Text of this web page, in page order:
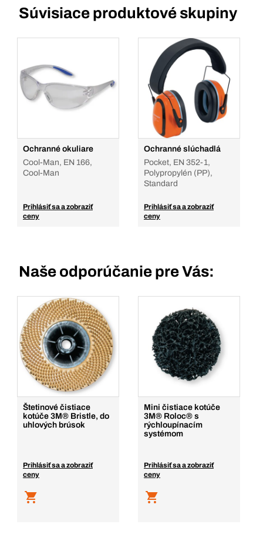
Súvisiace produktové skupiny
Ochranné okuliare
Cool-Man, EN 166,
Cool-Man
Prihlásiť sa a zobraziť
ceny
Ochranné slúchadlá
Pocket, EN 352-1,
Polypropylén (PP),
Standard
Prihlásiť sa a zobraziť
ceny
Naše odporúčanie pre Vás:
Štetinové čistiace
kotúče 3M® Bristle, do
uhlových brúsok
Prihlásiť sa a zobraziť
ceny
Mini čistiace kotúče
3M® Roloc® s
rýchloupínacím
systémom
Prihlásiť sa a zobraziť
ceny